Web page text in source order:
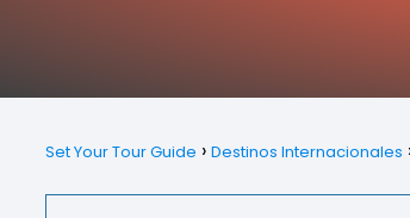
Set Your Tour Guide Destinos Internacionales